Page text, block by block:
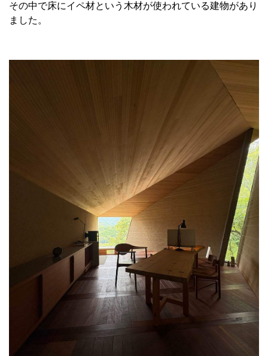
その中で床にイペ材という木材が使われている建物があり
ました。